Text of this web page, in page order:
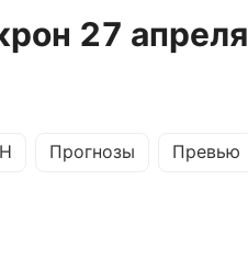
27 апреля
Прогнозы Превью